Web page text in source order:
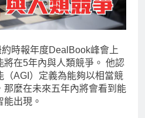
時報年度DealBook峰會上
將在5年內與人類競爭。 他認
AGI）定義為能夠以相當競
那麼在未來五年內將會看到能
出現。